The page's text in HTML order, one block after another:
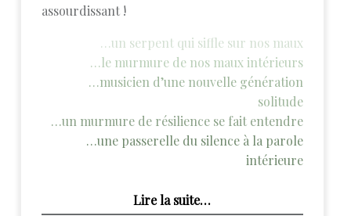
assourdissant !
…un serpent qui siffle sur nos maux
…le murmure de nos maux intérieurs
…musicien d’une nouvelle génération
solitude
…un murmure de résilience se fait entendre
…une passerelle du silence à la parole
intérieure
Lire la suite“Covid-19 — L’écho de nos silences perdus”
…